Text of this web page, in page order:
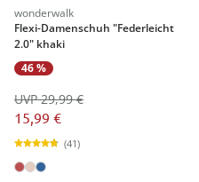
wonderwalk
Flexi-Damenschuh "Federleicht
2.0" khaki
46 %
15,99 €
UVP 29,99 €
(41)